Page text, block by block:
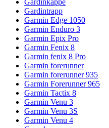
Gardinkappe
Gardintrapp
Garmin Edge 1050
Garmin Enduro 3
Garmin Epix Pro
Garmin Fenix 8
Garmin fenix 8 Pro
Garmin forerunner
Garmin forerunner 935
Garmin Forerunner 965
Garmin Tactix 8
Garmin Venu 3
Garmin Venu 3S
Garmin Venu 4